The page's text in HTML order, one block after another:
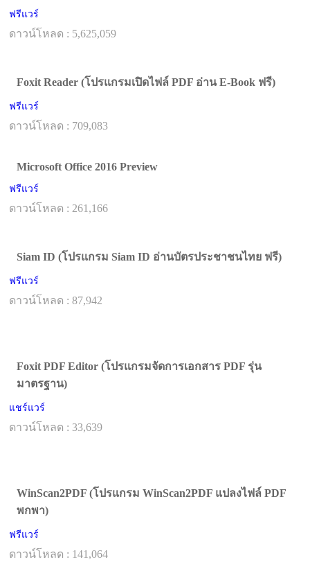
ฟรีแวร์
ดาวน์โหลด : 5,625,059
Foxit Reader (โปรแกรมเปิดไฟล์ PDF อ่าน E-Book ฟรี)
ฟรีแวร์
ดาวน์โหลด : 709,083
Microsoft Office 2016 Preview
ฟรีแวร์
ดาวน์โหลด : 261,166
Siam ID (โปรแกรม Siam ID อ่านบัตรประชาชนไทย ฟรี)
ฟรีแวร์
ดาวน์โหลด : 87,942
Foxit PDF Editor (โปรแกรมจัดการเอกสาร PDF รุ่น
มาตรฐาน)
แชร์แวร์
ดาวน์โหลด : 33,639
WinScan2PDF (โปรแกรม WinScan2PDF แปลงไฟล์ PDF
พกพา)
ฟรีแวร์
ดาวน์โหลด : 141,064